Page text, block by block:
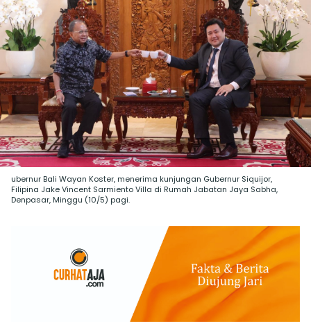
ubernur Bali Wayan Koster, menerima kunjungan Gubernur Siquijor,
Filipina Jake Vincent Sarmiento Villa di Rumah Jabatan Jaya Sabha,
Denpasar, Minggu (10/5) pagi.